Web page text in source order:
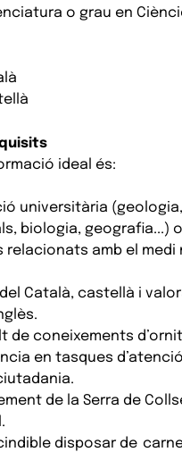
o grau en
ideal és:
universitària
biologia, geografia...)
relacionats amb el medi
Català, castellà i
de coneixements
en tasques d’atenció
de la Serra de
disposar de